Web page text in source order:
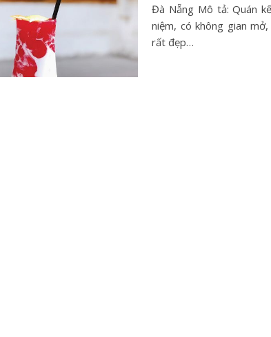
Đà Nẵng Mô tả: Quán
niệm, có không gian
rất đẹp…